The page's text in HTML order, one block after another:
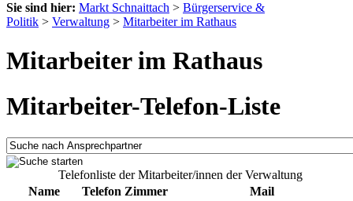
Sie sind hier: Markt Schnaittach > Bürgerservice &
Politik > Verwaltung > Mitarbeiter im Rathaus
Mitarbeiter im Rathaus
Mitarbeiter-Telefon-Liste
Telefonliste der Mitarbeiter/innen der Verwaltung
Name
Telefon Zimmer
Mail